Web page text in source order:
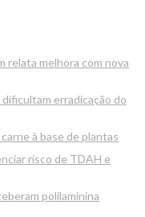
relata melhora com nova
erradicação do
à base de plantas
risco de TDAH e
polilaminina